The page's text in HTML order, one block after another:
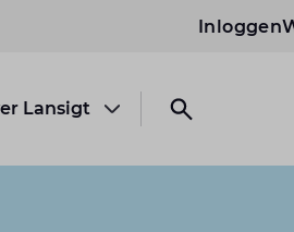
Inloggen
Lansigt
Open submenu
Open